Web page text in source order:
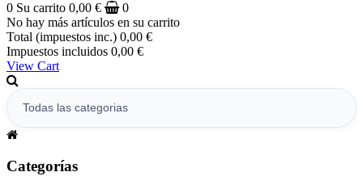
0 Su carrito 0,00 €
0
No hay más artículos en su carrito
Total (impuestos inc.) 0,00 €
Impuestos incluidos 0,00 €
View Cart
Categorías